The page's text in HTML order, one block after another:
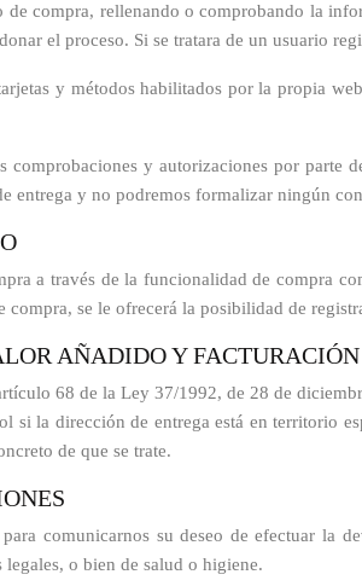
de compra, rellenando o comprobando la
el proceso. Si se tratara de un usuario
y métodos habilitados por la propia
comprobaciones y autorizaciones por
entrega y no podremos formalizar ningún
a través de la funcionalidad de compra
se le ofrecerá la posibilidad de
AÑADIDO Y FACTURACIÓN
68 de la Ley 37/1992, de 28 de
si la dirección de entrega está en territorio
de que se trate.
comunicarnos su deseo de efectuar la
legales, o bien de salud o higiene.